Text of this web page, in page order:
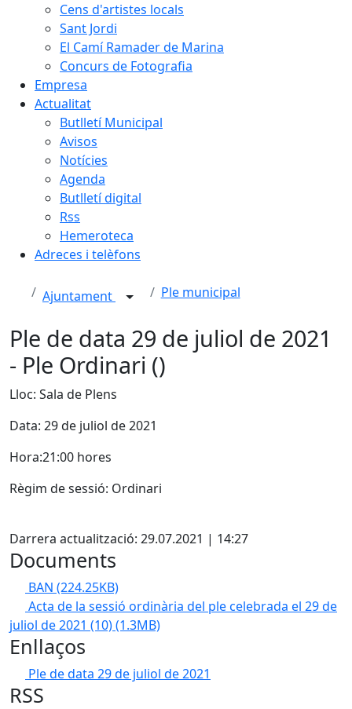
Cens d'artistes locals
Sant Jordi
El Camí Ramader de Marina
Concurs de Fotografia
Empresa
Actualitat
Butlletí Municipal
Avisos
Notícies
Agenda
Butlletí digital
Rss
Hemeroteca
Adreces i telèfons
Ajuntament Ple municipal
Ple de data 29 de juliol de 2021
- Ple Ordinari ()
Lloc: Sala de Plens
Data: 29 de juliol de 2021
Hora:21:00 hores
Règim de sessió: Ordinari
Darrera actualització: 29.07.2021 | 14:27
Documents
BAN (224.25KB)
Acta de la sessió ordinària del ple celebrada el 29 de
juliol de 2021 (10)(1.3MB)
Enllaços
Ple de data 29 de juliol de 2021
RSS